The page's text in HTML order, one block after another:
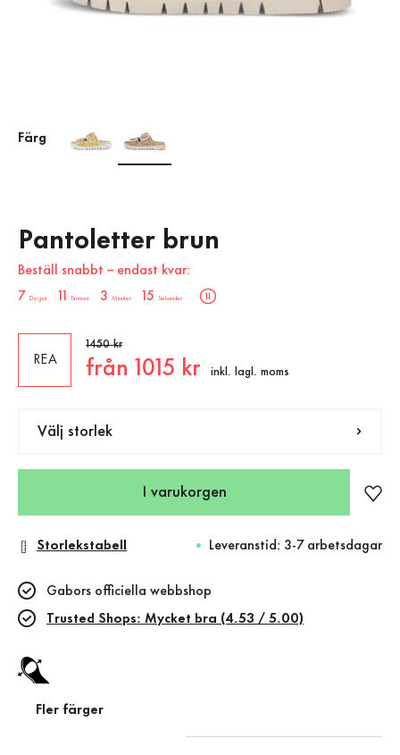
Färg
Pantoletter brun
Beställ snabbt – endast kvar:
sale.countdown.description
7 Dagar 11 Timmar 3 Minuter 14 Sekunder
REA
Gammalt pris
1450 kr
Nytt pris
från 1015 kr inkl. lagl. moms
Välj storlek
I varukorgen
Storlekstabell Leveranstid: 3-7 arbetsdagar
Fler färger
Gabors officiella webbshop
Trusted Shops: Mycket bra (4.53 / 5.00)
Best fitting